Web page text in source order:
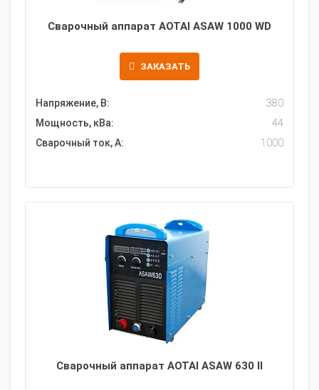
Сварочный аппарат AOTAI ASAW 1000 WD
ЗАКАЗАТЬ
Напряжение, В:
380
Мощность, кВа:
44
Сварочный ток, А:
1000
Сварочный аппарат AOTAI ASAW 630 II